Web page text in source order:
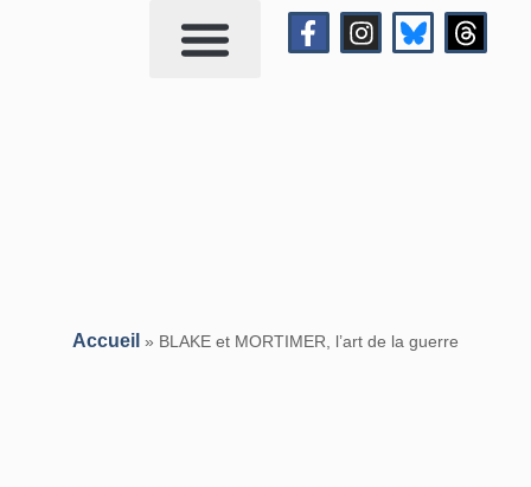
Accueil » BLAKE et MORTIMER, l’art de la guerre